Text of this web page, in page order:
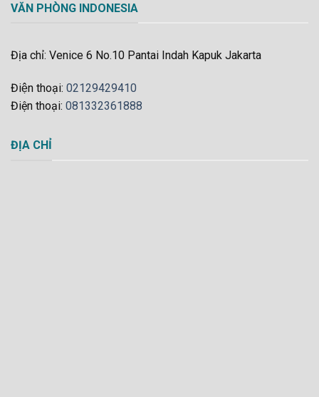
VĂN PHÒNG INDONESIA
Địa chỉ: Venice 6 No.10 Pantai Indah Kapuk Jakarta
Điện thoại: 02129429410
Điện thoại: 081332361888
ĐỊA CHỈ